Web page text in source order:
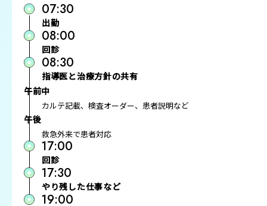
07:30
出勤
08:00
回診
08:30
指導医と治療方針の共有
午前中
カルテ記載、検査オーダー、患者説明など
午後
救急外来で患者対応
17:00
回診
17:30
やり残した仕事など
19:00